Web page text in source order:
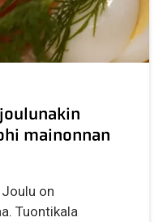
mainonnan
on
Tuontikala